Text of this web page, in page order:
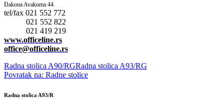
Đakona Avakuma 44
tel/fax 021 552 772
021 552 822
021 419 219
www.officeline.rs
office@officeline.rs
Radna stolica A90/RGRadna stolica A93/RG
Povratak na: Radne stolice
Radna stolica A93/R